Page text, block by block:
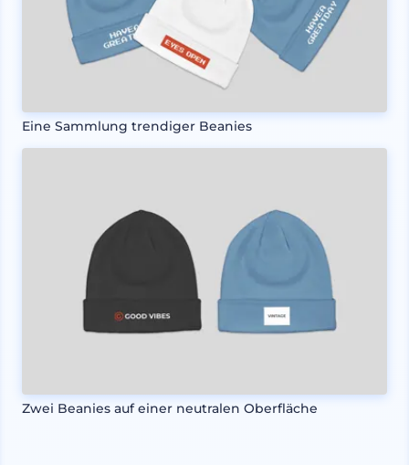
Eine Sammlung trendiger Beanies
Zwei Beanies auf einer neutralen Oberfläche